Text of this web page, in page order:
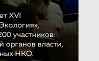
XVI
участников:
органов власти,
НКО.